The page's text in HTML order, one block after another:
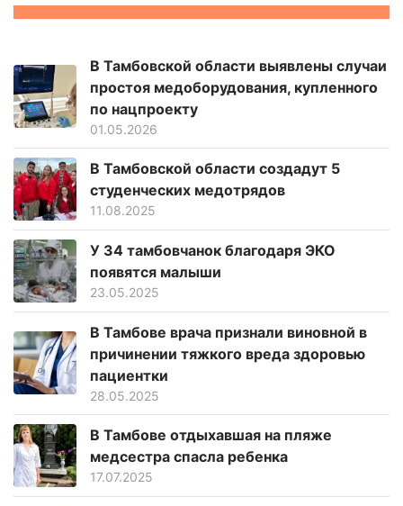
В Тамбовской области выявлены случаи
простоя медоборудования, купленного
по нацпроекту
01.05.2026
В Тамбовской области создадут 5
студенческих медотрядов
11.08.2025
У 34 тамбовчанок благодаря ЭКО
появятся малыши
23.05.2025
В Тамбове врача признали виновной в
причинении тяжкого вреда здоровью
пациентки
28.05.2025
В Тамбове отдыхавшая на пляже
медсестра спасла ребенка
17.07.2025